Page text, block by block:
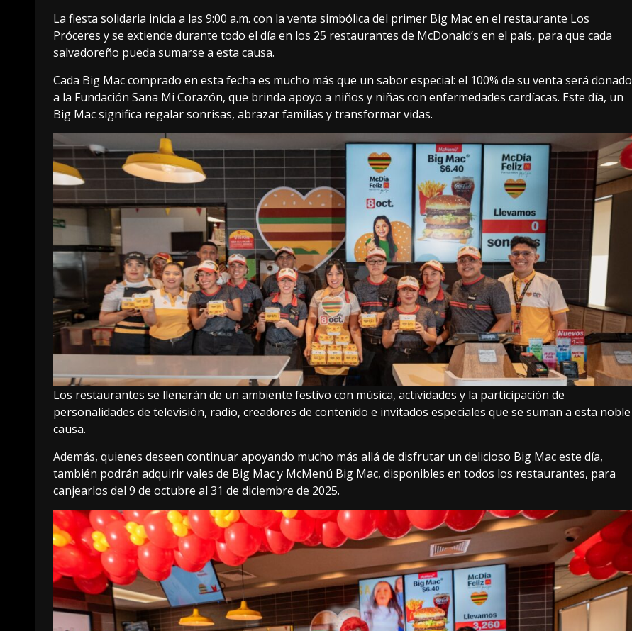
La fiesta solidaria inicia a las 9:00 a.m. con la venta simbólica del primer Big Mac en el restaurante Los
Próceres y se extiende durante todo el día en los 25 restaurantes de McDonald’s en el país, para que cada
salvadoreño pueda sumarse a esta causa.
Cada Big Mac comprado en esta fecha es mucho más que un sabor especial: el 100% de su venta será donado
a la Fundación Sana Mi Corazón, que brinda apoyo a niños y niñas con enfermedades cardíacas. Este día, un
Big Mac significa regalar sonrisas, abrazar familias y transformar vidas.
Los restaurantes se llenarán de un ambiente festivo con música, actividades y la participación de
personalidades de televisión, radio, creadores de contenido e invitados especiales que se suman a esta noble
causa.
Además, quienes deseen continuar apoyando mucho más allá de disfrutar un delicioso Big Mac este día,
también podrán adquirir vales de Big Mac y McMenú Big Mac, disponibles en todos los restaurantes, para
canjearlos del 9 de octubre al 31 de diciembre de 2025.